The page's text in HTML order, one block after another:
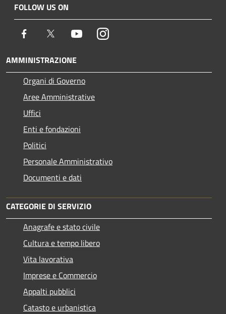
FOLLOW US ON
Facebook Twitter YoutubeInstagram
AMMINISTRAZIONE
Organi di Governo
Aree Amministrative
Uffici
Enti e fondazioni
Politici
Personale Amministrativo
Documenti e dati
CATEGORIE DI SERVIZIO
Anagrafe e stato civile
Cultura e tempo libero
Vita lavorativa
Imprese e Commercio
Appalti pubblici
Catasto e urbanistica